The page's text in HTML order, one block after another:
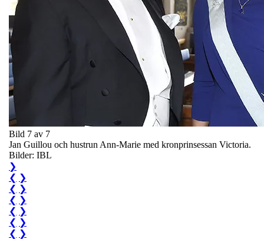
Bild 7 av 7
Jan Guillou och hustrun Ann-Marie med kronprinsessan Victoria.
Bilder: IBL
❯
❮ ❯
❮ ❯
❮ ❯
❮ ❯
❮ ❯
❮ ❯